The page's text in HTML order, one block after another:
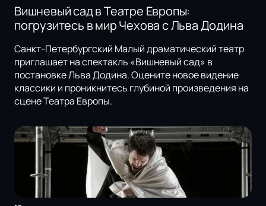
Вишневый сад в Театре Европы:
погрузитесь в мир Чехова с Льва Додина
Санкт-Петербургский Малый драматический театр
приглашает на спектакль «Вишневый сад» в
постановке Льва Додина. Оцените новое видение
классики и проникнитесь глубиной произведения на
сцене Театра Европы.